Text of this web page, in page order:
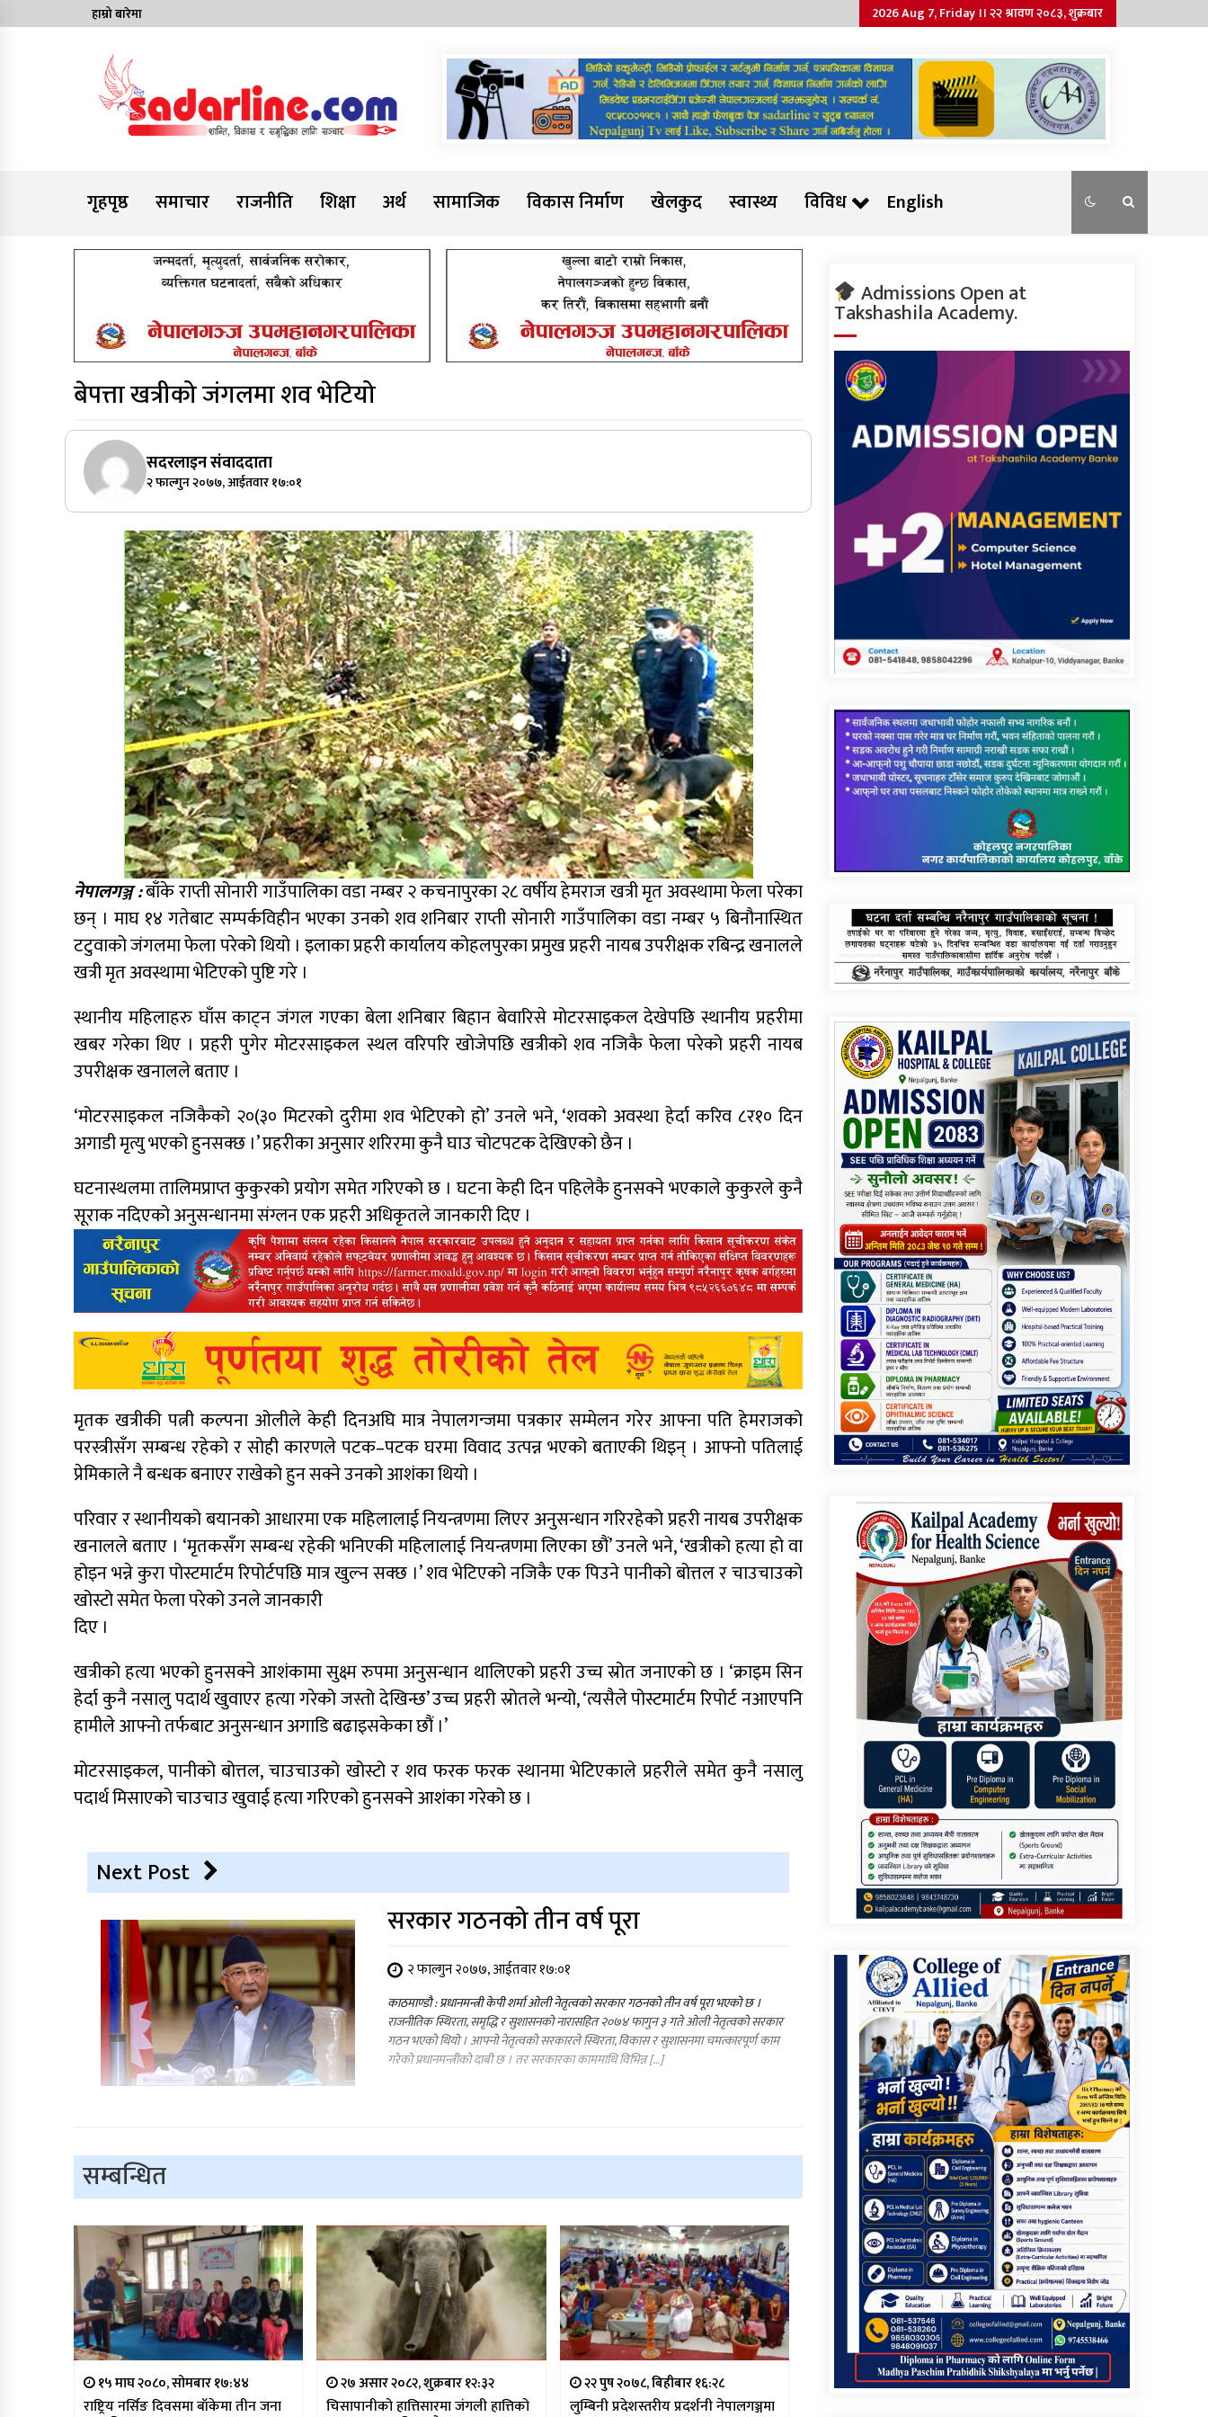
to
हाम्रो बारेमा 2026 Aug 7, Friday ।। २२ श्रावण २०८३, शुक्रबार
Sadarline
गृहपृष्ठ
समाचार राजनीति शिक्षा अर्थ सामाजिक विकास निर्माण खेलकुद स्वास्थ्य विविध English
बेपत्ता खत्रीको जंगलमा शव भेटियो
सदरलाइन संवाददाता
२ फाल्गुन २०७७, आईतवार १७:०१
नेपालगञ्ज :बाँके राप्ती सोनारी गाउँपालिका वडा नम्बर २ कचनापुरका २८ वर्षीय हेमराज खत्री मृत अवस्थामा फेला परेका
छन् । माघ १४ गतेबाट सम्पर्कविहीन भएका उनको शव शनिबार राप्ती सोनारी गाउँपालिका वडा नम्बर ५ बिनौनास्थित
टटुवाको जंगलमा फेला परेको थियो । इलाका प्रहरी कार्यालय कोहलपुरका प्रमुख प्रहरी नायब उपरीक्षक रबिन्द्र खनालले
खत्री मृत अवस्थामा भेटिएको पुष्टि गरे ।
स्थानीय महिलाहरु घाँस काट्न जंगल गएका बेला शनिबार बिहान बेवारिसे मोटरसाइकल देखेपछि स्थानीय प्रहरीमा
खबर गरेका थिए । प्रहरी पुगेर मोटरसाइकल स्थल वरिपरि खोजेपछि खत्रीको शव नजिकै फेला परेको प्रहरी नायब
उपरीक्षक खनालले बताए ।
‘मोटरसाइकल नजिकैको २०(३० मिटरको दुरीमा शव भेटिएको हो’ उनले भने, ‘शवको अवस्था हेर्दा करिव ८र१० दिन
अगाडी मृत्यु भएको हुनसक्छ ।’ प्रहरीका अनुसार शरिरमा कुनै घाउ चोटपटक देखिएको छैन ।
घटनास्थलमा तालिमप्राप्त कुकुरको प्रयोग समेत गरिएको छ । घटना केही दिन पहिलेकै हुनसक्ने भएकाले कुकुरले कुनै
सूराक नदिएको अनुसन्धानमा संग्लन एक प्रहरी अधिकृतले जानकारी दिए ।
मृतक खत्रीकी पत्नी कल्पना ओलीले केही दिनअघि मात्र नेपालगन्जमा पत्रकार सम्मेलन गरेर आफ्ना पति हेमराजको
परस्त्रीसँग सम्बन्ध रहेको र सोही कारणले पटक–पटक घरमा विवाद उत्पन्न भएको बताएकी थिइन् । आफ्नो पतिलाई
प्रेमिकाले नै बन्धक बनाएर राखेको हुन सक्ने उनको आशंका थियो ।
परिवार र स्थानीयको बयानको आधारमा एक महिलालाई नियन्त्रणमा लिएर अनुसन्धान गरिरहेको प्रहरी नायब उपरीक्षक
खनालले बताए । ‘मृतकसँग सम्बन्ध रहेकी भनिएकी महिलालाई नियन्त्रणमा लिएका छौं’ उनले भने, ‘खत्रीको हत्या हो वा
होइन भन्ने कुरा पोस्टमार्टम रिपोर्टपछि मात्र खुल्न सक्छ ।’ शव भेटिएको नजिकै एक पिउने पानीको बोत्तल र चाउचाउको
खोस्टो समेत फेला परेको उनले जानकारी
दिए ।
खत्रीको हत्या भएको हुनसक्ने आशंकामा सुक्ष्म रुपमा अनुसन्धान थालिएको प्रहरी उच्च स्रोत जनाएको छ । ‘क्राइम सिन
हेर्दा कुनै नसालु पदार्थ खुवाएर हत्या गरेको जस्तो देखिन्छ’ उच्च प्रहरी स्रोतले भन्यो, ‘त्यसैले पोस्टमार्टम रिपोर्ट नआएपनि
हामीले आफ्नो तर्फबाट अनुसन्धान अगाडि बढाइसकेका छौं ।’
मोटरसाइकल, पानीको बोत्तल, चाउचाउको खोस्टो र शव फरक फरक स्थानमा भेटिएकाले प्रहरीले समेत कुनै नसालु
पदार्थ मिसाएको चाउचाउ खुवाई हत्या गरिएको हुनसक्ने आशंका गरेको छ ।
Next Post
सरकार गठनको तीन वर्ष पूरा
२ फाल्गुन २०७७, आईतवार १७:०१
काठमाण्डौ : प्रधानमन्त्री केपी शर्मा ओली नेतृत्वको सरकार गठनको तीन वर्ष पूरा भएको छ ।
राजनीतिक स्थिरता, समृद्धि र सुशासनको नारासहित २०७४ फागुन ३ गते ओली नेतृत्वको सरकार
गठन भएको थियो । आफ्नो नेतृत्वको सरकारले स्थिरता, विकास र सुशासनमा चमत्कारपूर्ण काम
गरेको प्रधानमन्त्रीको दाबी छ । तर सरकारका काममाथि विभिन्न […]
सम्बन्धित
१५ माघ २०८०, सोमबार १७:४४
राष्ट्रिय नर्सिङ दिवसमा बाँकेमा तीन जना
२७ असार २०८२, शुक्रबार १२:३२
चिसापानीको हात्तिसारमा जंगली हात्तिको
२२ पुष २०७८, बिहीबार १६:२८
लुम्बिनी प्रदेशस्तरीय प्रदर्शनी नेपालगञ्जमा
Admissions Open at
Takshashila Academy.